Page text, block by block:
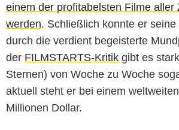
einem der profitabelsten Filme aller
werden. Schließlich konnte er seine
durch die verdient begeisterte
der FILMSTARTS-Kritik gibt es
Sternen) von Woche zu Woche
aktuell steht er bei einem
Millionen Dollar.